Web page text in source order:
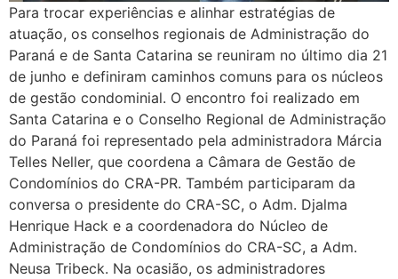
Para trocar experiências e alinhar estratégias de
atuação, os conselhos regionais de Administração do
Paraná e de Santa Catarina se reuniram no último dia 21
de junho e definiram caminhos comuns para os núcleos
de gestão condominial. O encontro foi realizado em
Santa Catarina e o Conselho Regional de Administração
do Paraná foi representado pela administradora Márcia
Telles Neller, que coordena a Câmara de Gestão de
Condomínios do CRA-PR. Também participaram da
conversa o presidente do CRA-SC, o Adm. Djalma
Henrique Hack e a coordenadora do Núcleo de
Administração de Condomínios do CRA-SC, a Adm.
Neusa Tribeck. Na ocasião, os administradores